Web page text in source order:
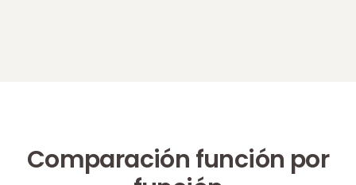
Comparación función por